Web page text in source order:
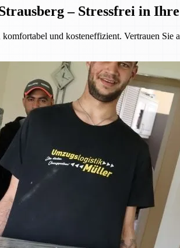
– Stressfrei in
und kosteneffizient. Vertrauen Sie